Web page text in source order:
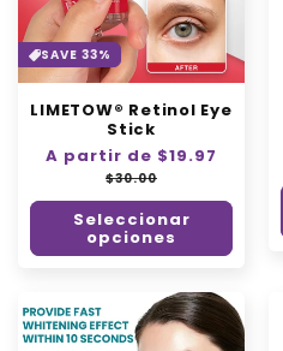
SAVE 33%
LIMETOW® Retinol Eye
Stick
Precio
habitual
A partir de $19.97
oferta
$30.00
Seleccionar
opciones